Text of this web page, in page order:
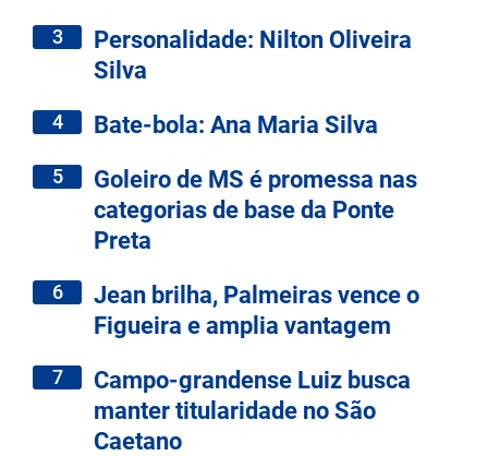
3
Personalidade: Nilton Oliveira
Silva
4 Bate-bola: Ana Maria Silva
5
Goleiro de MS é promessa nas
categorias de base da Ponte
Preta
6
Jean brilha, Palmeiras vence o
Figueira e amplia vantagem
7
Campo-grandense Luiz busca
manter titularidade no São
Caetano